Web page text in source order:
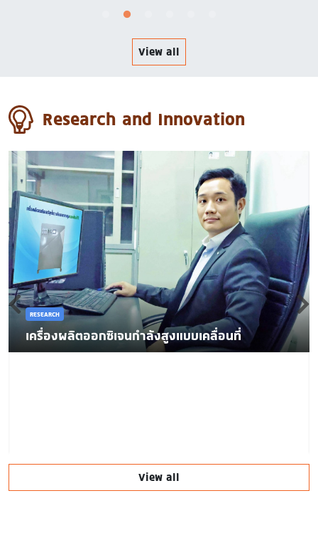
View all
Research and Innovation
RESEARCH
เครื่องผลิตออกซิเจนกำลังสูงแบบเคลื่อนที่
View all